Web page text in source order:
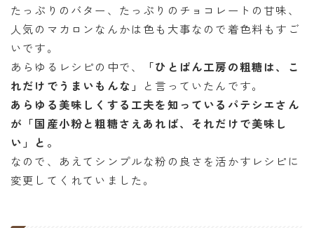
たっぷりのバター、たっぷりのチョコレートの甘味、
人気のマカロンなんかは色も大事なので着色料もすご
いです。
あらゆるレシピの中で、
「ひとぱん工房の粗糖は、こ
れだけでうまいもんな」
と言っていたんです。
あらゆる美味しくする工夫を知っているパテシエさん
が「国産小粉と粗糖さえあれば、それだけで美味し
い」と。
なので、あえてシンプルな粉の良さを活かすレシピに
変更してくれていました。